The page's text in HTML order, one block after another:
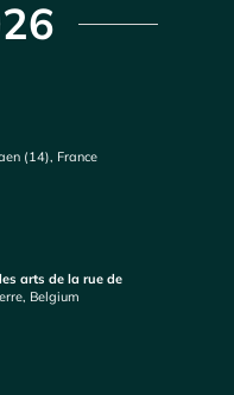
(14), France
arts de la rue de
Belgium